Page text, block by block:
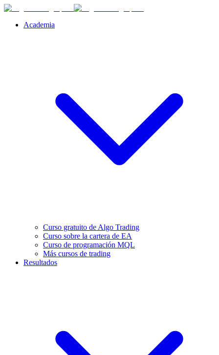
Academia
Curso gratuito de Algo Trading
Curso sobre la cartera de EA
Curso de programación MQL
Más cursos de trading
Resultados